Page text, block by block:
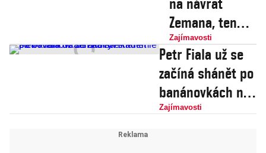
na návrat
Zemana, ten
bude cestovat
výhradně jen
tunely. Už
žádné
nedůstojné
Zajímavosti
Petr Fiala už se
začíná shánět po
banánovkách na
své stěhování do
Zajímavosti